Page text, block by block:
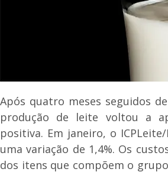
Após quatro meses seguidos
produção de leite voltou a
positiva. Em janeiro, o
uma variação de 1,4%. Os
dos itens que compõem o